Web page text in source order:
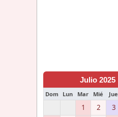
Julio 2025
Dom Lun Mar Mié Jue
1 2 3